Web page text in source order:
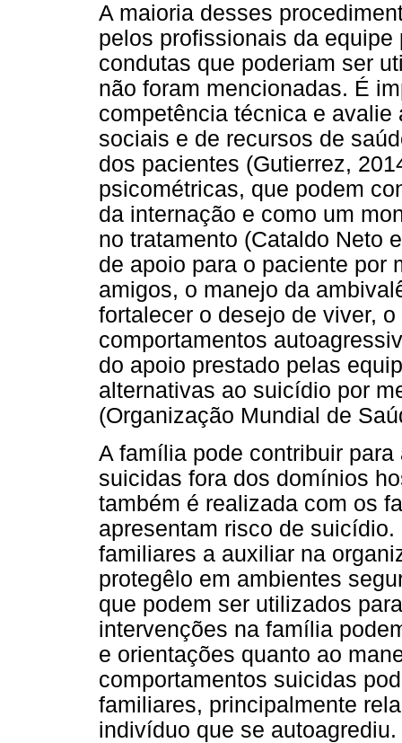
A maioria desses
pelos profissionais da
condutas que poderiam ser
não foram mencionadas. É
competência técnica e
sociais e de recursos de
dos pacientes (Gutierrez,
psicométricas, que podem
da internação e como um
no tratamento (Cataldo Neto
de apoio para o paciente por
amigos, o manejo da
fortalecer o desejo de viver,
comportamentos
do apoio prestado pelas
alternativas ao suicídio por
(Organização Mundial de
A família pode contribuir
suicidas fora dos domínios
também é realizada com os
apresentam risco de
familiares a auxiliar na
protegêlo em ambientes
que podem ser utilizados
intervenções na família
e orientações quanto ao
comportamentos suicidas
familiares, principalmente
indivíduo que se autoagrediu.